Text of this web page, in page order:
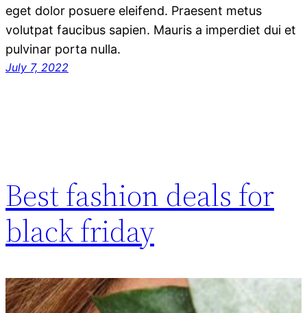
eget dolor posuere eleifend. Praesent metus
volutpat faucibus sapien. Mauris a imperdiet dui et
pulvinar porta nulla.
July 7, 2022
Best fashion deals for
black friday